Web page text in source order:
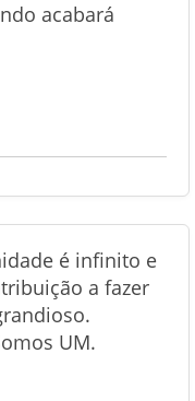
acabará
é infinito e
a fazer
UM.